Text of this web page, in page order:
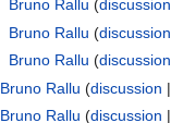
Bruno Rallu (discussion
Bruno Rallu (discussion
Bruno Rallu (discussion
Bruno Rallu (discussion |
Bruno Rallu (discussion |